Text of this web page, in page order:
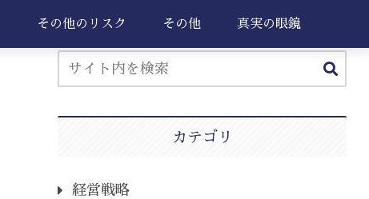
その他のリスク その他 真実の眼鏡
カテゴリ
経営戦略